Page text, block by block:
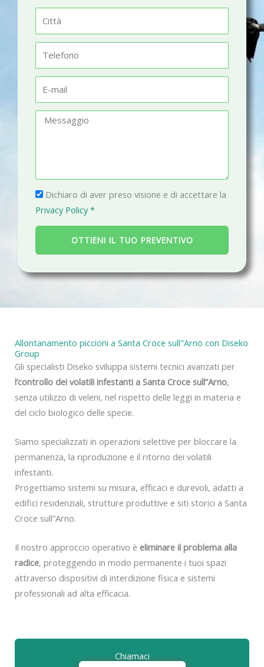
m
t
à
l
fm
a
g
g
i
P
r
i
a
c
Dichiaro di aver preso visione e di accettare la
Privacy Policy *
OTTIENI IL TUO PREVENTIVO
Allontanamento piccioni a Santa Croce sull"Arno con Diseko
Group
Gli specialisti Diseko sviluppa sistemi tecnici avanzati per
l’controllo dei volatili infestanti a Santa Croce sull”Arno,
senza utilizzo di veleni, nel rispetto delle leggi in materia e
del ciclo biologico delle specie.
Siamo specializzati in operazioni selettive per bloccare la
permanenza, la riproduzione e il ritorno dei volatili
infestanti.
Progettiamo sistemi su misura, efficaci e durevoli, adatti a
edifici residenziali, strutture produttive e siti storici a Santa
Croce sull”Arno.
Il nostro approccio operativo è eliminare il problema alla
radice, proteggendo in modo permanente i tuoi spazi
attraverso dispositivi di interdizione fisica e sistemi
professionali ad alta efficacia.
Chiamaci